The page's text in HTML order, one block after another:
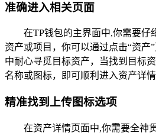
准确进入相关页面
在TP钱包的主界面中,你需要仔
资产或项目，你可以通过点击“资产
中耐心寻觅目标资产，当找到目标
名称或图标，即可顺利进入资产详情
精准找到上传图标选项
在资产详情页面中,你需要全神